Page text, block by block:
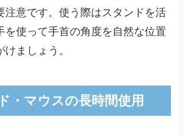
注意です。使う際はスタンドを活
を使って手首の角度を自然な位置
ましょう。
・マウスの長時間使用